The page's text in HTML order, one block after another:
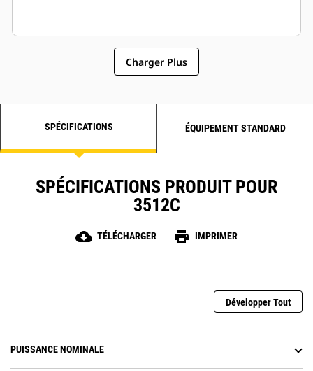
Charger Plus
SPÉCIFICATIONS ÉQUIPEMENT STANDARD
SPÉCIFICATIONS PRODUIT POUR
3512C
cloud_download TÉLÉCHARGER print IMPRIMER
Développer Tout
PUISSANCE NOMINALE